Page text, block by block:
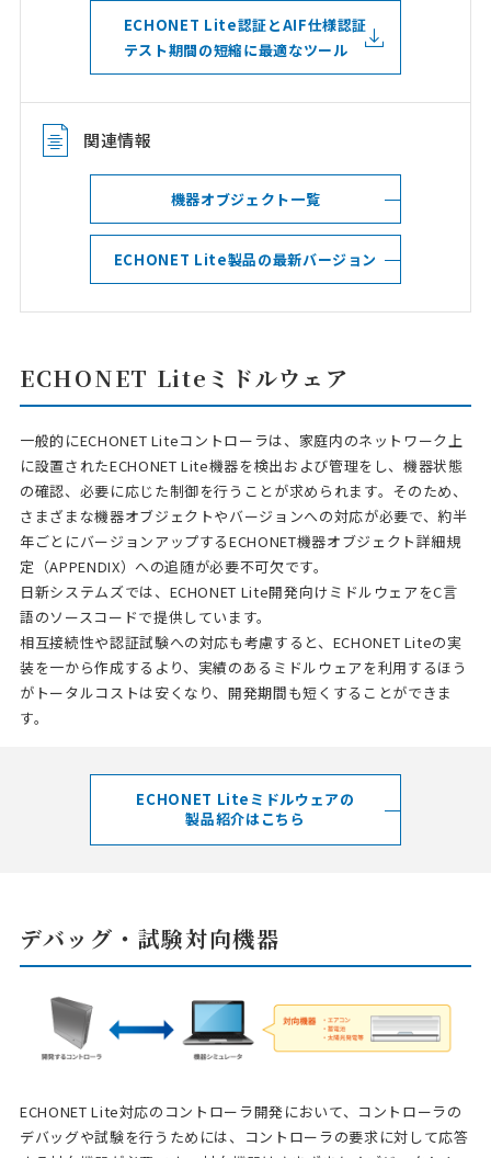
ECHONET Lite認証とAIF仕様認証
テスト期間の短縮に最適なツール
関連情報
機器オブジェクト一覧
ECHONET Lite製品の最新バージョン
ECHONET Liteミドルウェア
一般的にECHONET Liteコントローラは、家庭内のネットワーク上
に設置されたECHONET Lite機器を検出および管理をし、機器状態
の確認、必要に応じた制御を行うことが求められます。そのため、
さまざまな機器オブジェクトやバージョンへの対応が必要で、約半
年ごとにバージョンアップするECHONET機器オブジェクト詳細規
定（APPENDIX）への追随が必要不可欠です。
日新システムズでは、ECHONET Lite開発向けミドルウェアをC言
語のソースコードで提供しています。
相互接続性や認証試験への対応も考慮すると、ECHONET Liteの実
装を一から作成するより、実績のあるミドルウェアを利用するほう
がトータルコストは安くなり、開発期間も短くすることができま
す。
ECHONET Liteミドルウェアの
製品紹介はこちら
デバッグ・試験対向機器
ECHONET Lite対応のコントローラ開発において、コントローラの
デバッグや試験を行うためには、コントローラの要求に対して応答